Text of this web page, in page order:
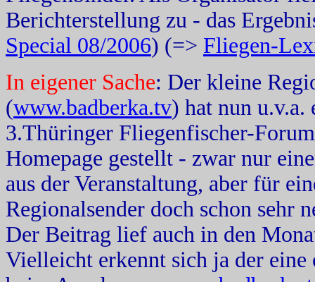
Berichterstellung zu - das
Special 08/2006) (=> Fliegen-
In eigener Sache: Der kleine
(www.badberka.tv) hat nun
3.Thüringer Fliegenfischer-
Homepage gestellt - zwar nur
aus der Veranstaltung, aber für
Regionalsender doch schon sehr
Der Beitrag lief auch in den
Vielleicht erkennt sich ja der